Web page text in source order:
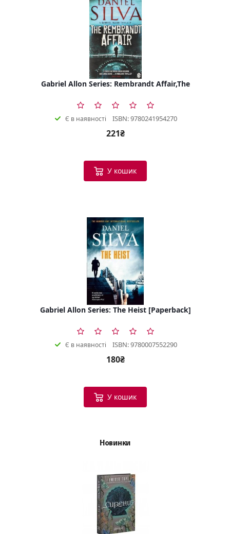
Gabriel Allon Series: Rembrandt Affair,The
Є в наявності ISBN: 9780241954270
221₴
У кошик
Gabriel Allon Series: The Heist [Paperback]
Є в наявності ISBN: 9780007552290
180₴
У кошик
Новинки